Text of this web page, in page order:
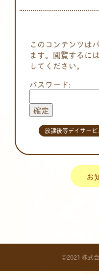
このコンテンツは
ます。閲覧するに
してください。
パスワード:
放課後等デイサー
お
©2021 株式